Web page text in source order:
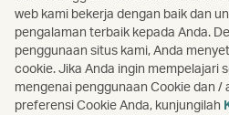
Book
web kami bekerja dengan baik dan
pengalaman terbaik kepada Anda.
penggunaan situs kami, Anda
cookie. Jika Anda ingin mempelajari
mengenai penggunaan Cookie dan /
preferensi Cookie Anda, kunjungilah